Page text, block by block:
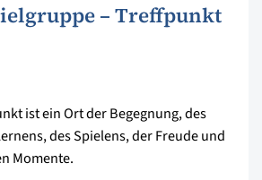
– Treffpunkt
ist ein Ort der Begegnung, des
des Spielens, der Freude und
Momente.